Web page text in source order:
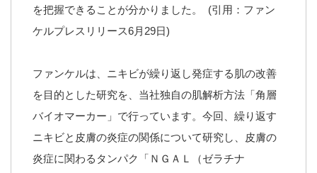
を把握できることが分かりました。 (引用：ファン
ケルプレスリリース6月29日)
ファンケルは、ニキビが繰り返し発症する肌の改善
を目的とした研究を、当社独自の肌解析方法「角層
バイオマーカー」で行っています。今回、繰り返す
ニキビと皮膚の炎症の関係について研究し、皮膚の
炎症に関わるタンパク「ＮＧＡＬ（ゼラチナ